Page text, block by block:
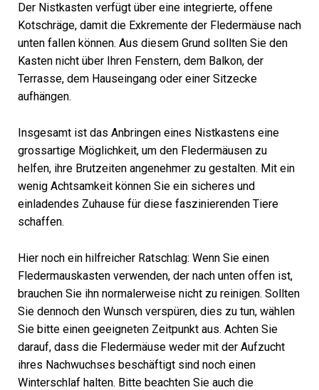
Der Nistkasten verfügt über eine integrierte, offene
Kotschräge, damit die Exkremente der Fledermäuse nach
unten fallen können. Aus diesem Grund sollten Sie den
Kasten nicht über Ihren Fenstern, dem Balkon, der
Terrasse, dem Hauseingang oder einer Sitzecke
aufhängen.
Insgesamt ist das Anbringen eines Nistkastens eine
grossartige Möglichkeit, um den Fledermäusen zu
helfen, ihre Brutzeiten angenehmer zu gestalten. Mit ein
wenig Achtsamkeit können Sie ein sicheres und
einladendes Zuhause für diese faszinierenden Tiere
schaffen.
Hier noch ein hilfreicher Ratschlag: Wenn Sie einen
Fledermauskasten verwenden, der nach unten offen ist,
brauchen Sie ihn normalerweise nicht zu reinigen. Sollten
Sie dennoch den Wunsch verspüren, dies zu tun, wählen
Sie bitte einen geeigneten Zeitpunkt aus. Achten Sie
darauf, dass die Fledermäuse weder mit der Aufzucht
ihres Nachwuchses beschäftigt sind noch einen
Winterschlaf halten. Bitte beachten Sie auch die